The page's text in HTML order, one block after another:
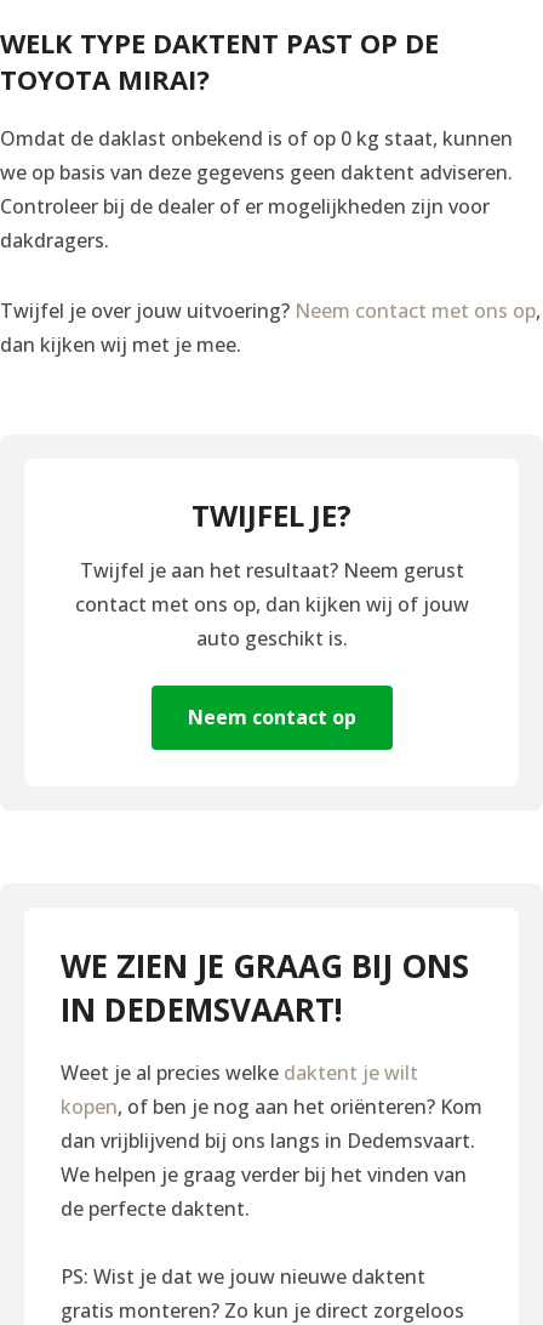
WELK TYPE DAKTENT PAST OP DE
TOYOTA MIRAI?
Omdat de daklast onbekend is of op 0 kg staat, kunnen
we op basis van deze gegevens geen daktent adviseren.
Controleer bij de dealer of er mogelijkheden zijn voor
dakdragers.
Twijfel je over jouw uitvoering? Neem contact met ons op,
dan kijken wij met je mee.
TWIJFEL JE?
Twijfel je aan het resultaat? Neem gerust
contact met ons op, dan kijken wij of jouw
auto geschikt is.
Neem contact op
WE ZIEN JE GRAAG BIJ ONS
IN DEDEMSVAART!
Weet je al precies welke daktent je wilt
kopen, of ben je nog aan het oriënteren? Kom
dan vrijblijvend bij ons langs in Dedemsvaart.
We helpen je graag verder bij het vinden van
de perfecte daktent.
PS: Wist je dat we jouw nieuwe daktent
gratis monteren? Zo kun je direct zorgeloos